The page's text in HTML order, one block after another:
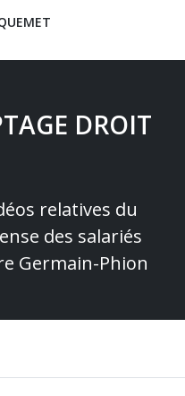
DROIT
relatives du
des salariés
Germain-Phion